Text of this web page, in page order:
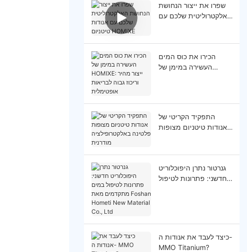
שפרו את ייצור הנחושת
האלקטרוליטית שלכם עם
הכירו את כוס המים
העשירה במימן של
התפקיד הקריטי של
אנודות טיטניום מצופות
גנרטור נתרן היפוכלוריט
חדשני: פתרונות לטיפול
כיצד לעבד את אנודות ה-
MMO Titanium?